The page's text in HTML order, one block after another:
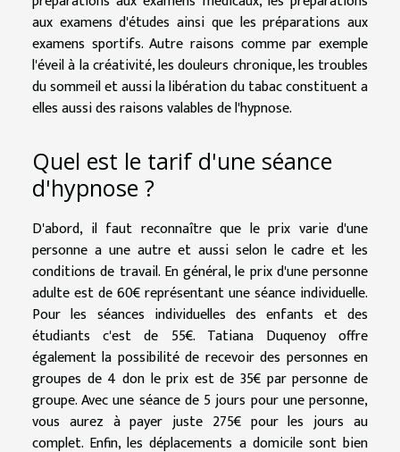
aux examens d'études ainsi que les préparations aux
examens sportifs. Autre raisons comme par exemple
l'éveil à la créativité, les douleurs chronique, les troubles
du sommeil et aussi la libération du tabac constituent a
elles aussi des raisons valables de l'hypnose.
Quel est le tarif d'une séance
d'hypnose ?
D'abord, il faut reconnaître que le prix varie d'une
personne a une autre et aussi selon le cadre et les
conditions de travail. En général, le prix d'une personne
adulte est de 60€ représentant une séance individuelle.
Pour les séances individuelles des enfants et des
étudiants c'est de 55€. Tatiana Duquenoy offre
également la possibilité de recevoir des personnes en
groupes de 4 don le prix est de 35€ par personne de
groupe. Avec une séance de 5 jours pour une personne,
vous aurez à payer juste 275€ pour les jours au
complet. Enfin, les déplacements a domicile sont bien